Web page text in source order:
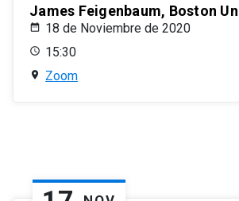
James Feigenbaum, Boston
18 de Noviembre de 2020
15:30
Zoom